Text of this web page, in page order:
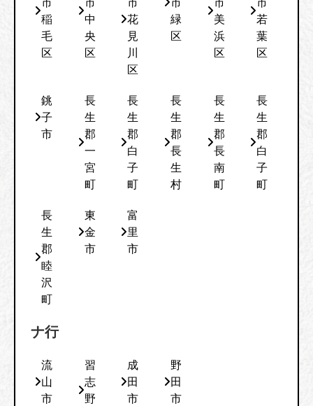
稲
毛
区
中
央
区
花
見
川
区
緑
区
美
浜
区
若
葉
区
銚
子
市
長
生
郡
一
宮
町
長
生
郡
白
子
町
長
生
郡
長
生
村
長
生
郡
長
南
町
長
生
郡
白
子
町
長
生
郡
睦
沢
町
東
金
市
富
里
市
ナ行
流
山
市
習
志
野
成
田
市
野
田
市